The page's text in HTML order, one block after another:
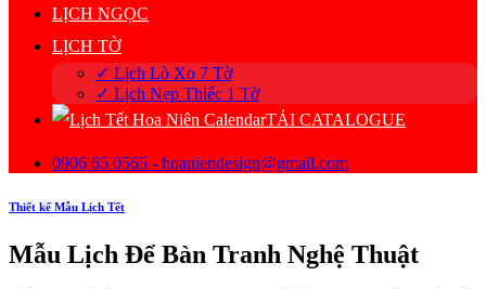
LỊCH NGỌC
LỊCH TỜ
✓ Lịch Lò Xo 7 Tờ
✓ Lịch Nẹp Thiếc 1 Tờ
TẢI CATALOGUE
0906 65 0565 - hoaniendesign@gmail.com
Thiết kế Mẫu Lịch Tết
Mẫu Lịch Để Bàn Tranh Nghệ Thuật